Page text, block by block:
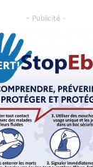
- Publicité -